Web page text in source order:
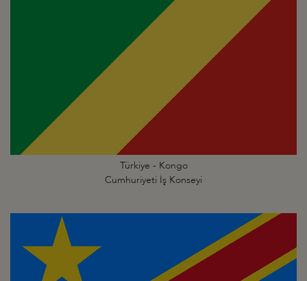
Türkiye - Kongo
Cumhuriyeti İş Konseyi